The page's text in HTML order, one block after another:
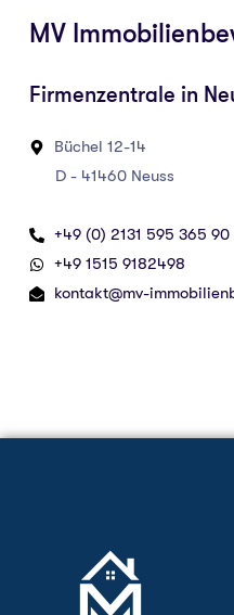
MV
Firmenzentrale in
Büchel 12-14
D - 41460 Neuss
+49 (0) 2131 595 365 90
‪+49 1515 9182498‬
kontakt@mv-